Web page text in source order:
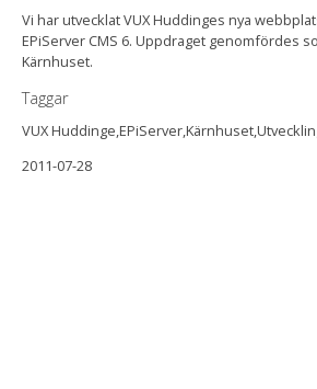
Vi har utvecklat VUX Huddinges nya
EPiServer CMS 6. Uppdraget genomfördes
Kärnhuset.
Taggar
VUX
2011-07-28